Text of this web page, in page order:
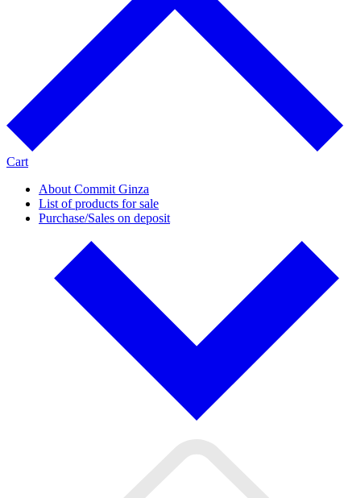
Cart
About Commit Ginza
List of products for sale
Purchase/Sales on deposit